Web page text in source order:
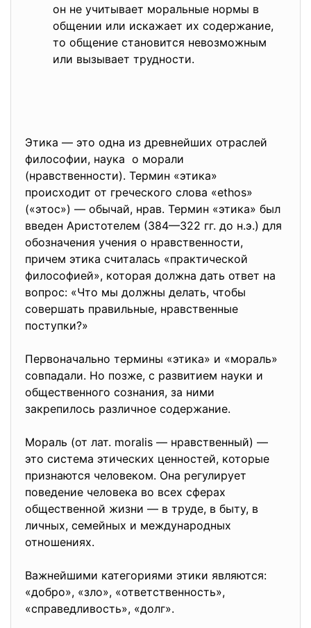
он не учитывает моральные нормы в
общении или искажает их содержание,
то общение становится невозможным
или вызывает трудности.
Этика — это одна из древнейших отраслей
философии, наука о морали
(нравственности). Термин «этика»
происходит от греческого слова «ethos»
(«этос») — обычай, нрав. Термин «этика» был
введен Аристотелем (384—322 гг. до н.э.) для
обозначения учения о нравственности,
причем этика считалась «практической
философией», которая должна дать ответ на
вопрос: «Что мы должны делать, чтобы
совершать правильные, нравственные
поступки?»
Первоначально термины «этика» и «мораль»
совпадали. Но позже, с развитием науки и
общественного сознания, за ними
закрепилось различное содержание.
Мораль (от лат. moralis — нравственный) —
это система этических ценностей, которые
признаются человеком. Она регулирует
поведение человека во всех сферах
общественной жизни — в труде, в быту, в
личных, семейных и международных
отношениях.
Важнейшими категориями этики являются:
«добро», «зло», «ответственность»,
«справедливость», «долг».